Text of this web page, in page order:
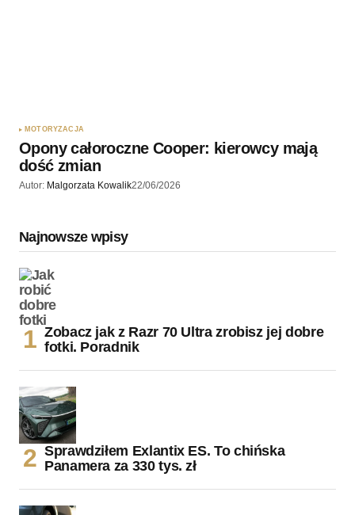
MOTORYZACJA
Opony całoroczne Cooper: kierowcy mają
dość zmian
Autor: Malgorzata Kowalik22/06/2026
Najnowsze wpisy
Zobacz jak z Razr 70 Ultra zrobisz jej dobre
fotki. Poradnik
Sprawdziłem Exlantix ES. To chińska
Panamera za 330 tys. zł